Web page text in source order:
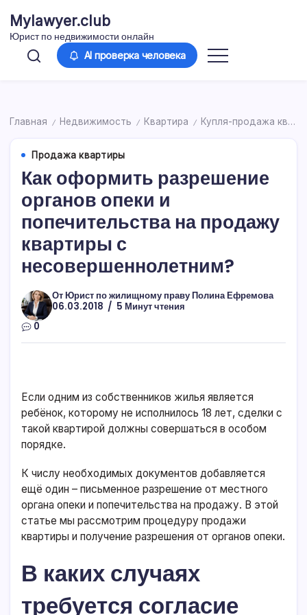
содержимому
Mylawyer.club
Юрист по недвижимости онлайн
AI проверка человека
Главная / Недвижимость / Квартира / Купля-продажа квартиры
Продажа квартиры
Как оформить разрешение
органов опеки и
попечительства на продажу
квартиры с
несовершеннолетним?
ОтЮрист по жилищному праву Полина Ефремова
06.03.2018
5 Минут чтения
0
Если одним из собственников жилья является
ребёнок, которому не исполнилось 18 лет, сделки с
такой квартирой должны совершаться в особом
порядке.
К числу необходимых документов добавляется
ещё один – письменное разрешение от местного
органа опеки и попечительства на продажу. В этой
статье мы рассмотрим процедуру продажи
квартиры и получение разрешения от органов опеки.
В каких случаях
требуется согласие